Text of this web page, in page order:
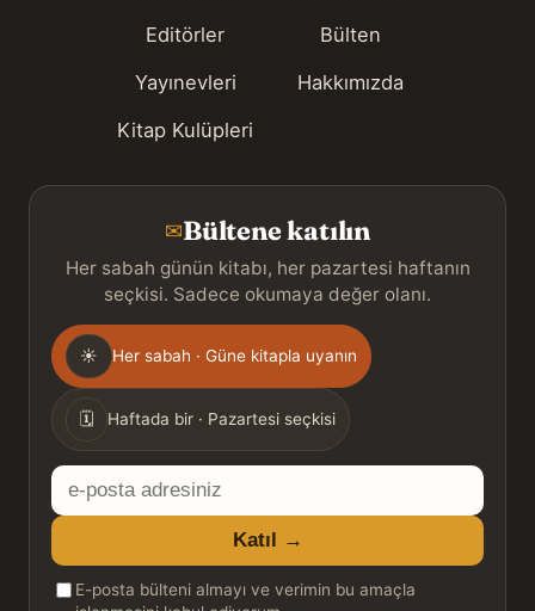
Editörler
Yayınevleri
Kitap Kulüpleri
Bülten
Hakkımızda
✉Bültene katılın
Her sabah günün kitabı, her pazartesi haftanın
seçkisi. Sadece okumaya değer olanı.
Gönderim
sıklığı
☀ Her sabah · Güne kitapla uyanın
🗓 Haftada bir · Pazartesi seçkisi
E-
posta
adresiniz
Katıl →
E-posta bülteni almayı ve verimin bu amaçla